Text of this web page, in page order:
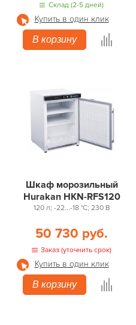
Склад (2-5 дней)
Купить в один клик
В корзину
Шкаф морозильный
Hurakan HKN-RFS120
120 л; -22...-18 °С; 230 В
50 730 руб.
Заказ (уточнить срок)
Купить в один клик
В корзину